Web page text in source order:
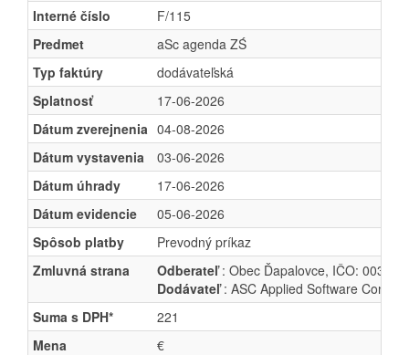
Interné číslo
F/115
Predmet
aSc agenda ZŚ
Typ faktúry
dodávateľská
Splatnosť
17-06-2026
Dátum zverejnenia 04-08-2026
Dátum vystavenia
03-06-2026
Dátum úhrady
17-06-2026
Dátum evidencie
05-06-2026
Spôsob platby
Prevodný príkaz
Zmluvná strana
Odberateľ: Obec Ďapalovce, IČO:
Dodávateľ: ASC Applied Software
Suma s DPH*
221
Mena
€